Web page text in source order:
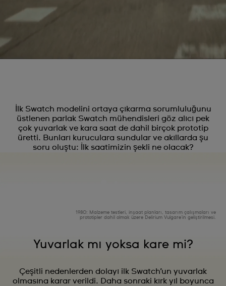
İlk Swatch modelini ortaya çıkarma sorumluluğunu
üstlenen parlak Swatch mühendisleri göz alıcı pek
çok yuvarlak ve kara saat de dahil birçok prototip
üretti. Bunları kuruculara sundular ve akıllarda şu
soru oluştu: İlk saatimizin şekli ne olacak?
1980: Malzeme testleri, inşaat planları, tasarım çalışmaları ve
prototipler dahil olmak üzere Delirium Vulgare'in geliştirilmesi.
Yuvarlak mı yoksa kare mi?
Çeşitli nedenlerden dolayı ilk Swatch’un yuvarlak
olmasına karar verildi. Daha sonraki kırk yıl boyunca